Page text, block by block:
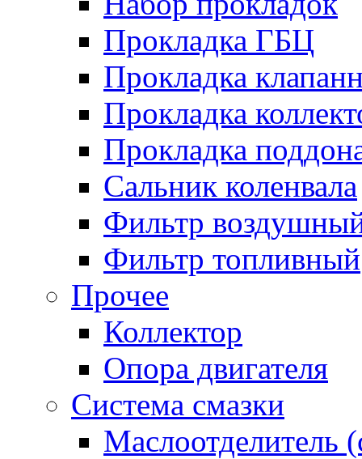
Прокладка ГБЦ
Прокладка
Прокладка
Прокладка
Сальник коленвала
Фильтр
Фильтр топливный
Прочее
Коллектор
Опора двигателя
Система смазки
Маслоотделитель